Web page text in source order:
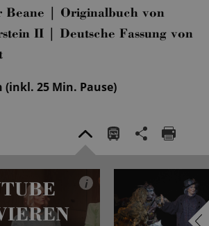
Beane | Originalbuch von
II | Deutsche Fassung von
(inkl. 25 Min. Pause)
i